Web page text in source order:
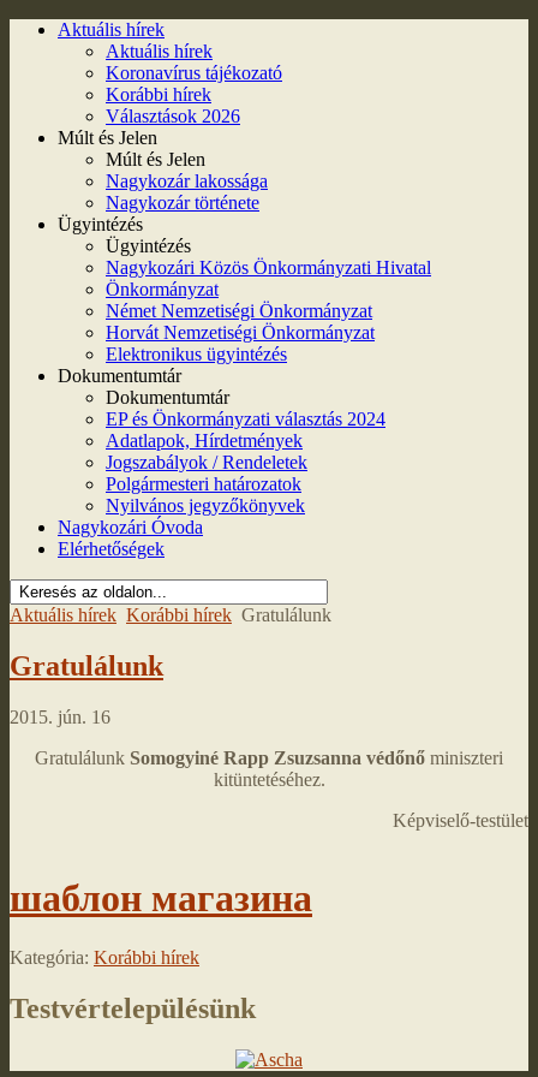
Aktuális hírek
Aktuális hírek
Koronavírus tájékozató
Korábbi hírek
Választások 2026
Múlt és Jelen
Múlt és Jelen
Nagykozár lakossága
Nagykozár története
Ügyintézés
Ügyintézés
Nagykozári Közös Önkormányzati Hivatal
Önkormányzat
Német Nemzetiségi Önkormányzat
Horvát Nemzetiségi Önkormányzat
Elektronikus ügyintézés
Dokumentumtár
Dokumentumtár
EP és Önkormányzati választás 2024
Adatlapok, Hírdetmények
Jogszabályok / Rendeletek
Polgármesteri határozatok
Nyilvános jegyzőkönyvek
Nagykozári Óvoda
Elérhetőségek
Aktuális hírek Korábbi hírek Gratulálunk
Gratulálunk
2015. jún. 16
Gratulálunk Somogyiné Rapp Zsuzsanna védőnő miniszteri
kitüntetéséhez.
Képviselő-testület
шаблон магазина
Kategória: Korábbi hírek
Testvértelepülésünk